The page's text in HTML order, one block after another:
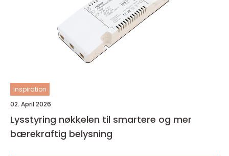
inspiration
02. April 2026
Lysstyring nøkkelen til smartere og mer
bærekraftig belysning